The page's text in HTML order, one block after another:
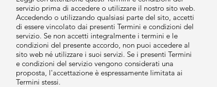
servizio prima di accedere o utilizzare il nostro sito web.
Accedendo o utilizzando qualsiasi parte del sito, accetti
di essere vincolato dai presenti Termini e condizioni del
servizio. Se non accetti integralmente i termini e le
condizioni del presente accordo, non puoi accedere al
sito web né utilizzare i suoi servizi. Se i presenti Termini
e condizioni del servizio vengono considerati una
proposta, l'accettazione è espressamente limitata ai
Termini stessi.